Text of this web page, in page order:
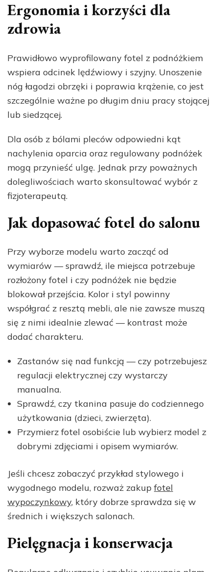
Ergonomia i korzyści dla
zdrowia
Prawidłowo wyprofilowany fotel z podnóżkiem
wspiera odcinek lędźwiowy i szyjny. Unoszenie
nóg łagodzi obrzęki i poprawia krążenie, co jest
szczególnie ważne po długim dniu pracy stojącej
lub siedzącej.
Dla osób z bólami pleców odpowiedni kąt
nachylenia oparcia oraz regulowany podnóżek
mogą przynieść ulgę. Jednak przy poważnych
dolegliwościach warto skonsultować wybór z
fizjoterapeutą.
Jak dopasować fotel do salonu
Przy wyborze modelu warto zacząć od
wymiarów — sprawdź, ile miejsca potrzebuje
rozłożony fotel i czy podnóżek nie będzie
blokował przejścia. Kolor i styl powinny
współgrać z resztą mebli, ale nie zawsze muszą
się z nimi idealnie zlewać — kontrast może
dodać charakteru.
Zastanów się nad funkcją — czy potrzebujesz
regulacji elektrycznej czy wystarczy
manualna.
Sprawdź, czy tkanina pasuje do codziennego
użytkowania (dzieci, zwierzęta).
Przymierz fotel osobiście lub wybierz model z
dobrymi zdjęciami i opisem wymiarów.
Jeśli chcesz zobaczyć przykład stylowego i
wygodnego modelu, rozważ zakup fotel
wypoczynkowy, który dobrze sprawdza się w
średnich i większych salonach.
Pielęgnacja i konserwacja